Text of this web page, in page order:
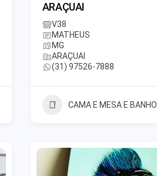
ARAÇUAI
V38
MATHEUS
MG
ARAÇUAI
(31) 97526-7888
CAMA E MESA E BANHO